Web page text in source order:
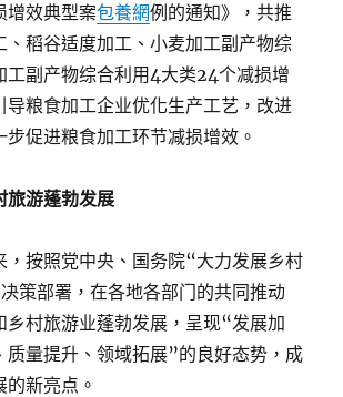
增效典型案包養網例的通知》，共推
、稻谷适度加工、小麦加工副产物综
工副产物综合利用4大类24个减损增
导粮食加工企业优化生产工艺，改进
促进粮食加工环节减损增效。
旅游蓬勃发展
，按照党中央、国务院“大力发展乡村
策部署，在各地各部门的共同推动
乡村旅游业蓬勃发展，呈现“发展加
质量提升、领域拓展”的良好态势，成
新亮点。